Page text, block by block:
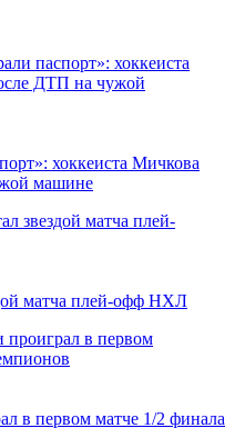
хоккеиста Мичкова
машине
матча плей-офф НХЛ
в первом матче 1/2 финала